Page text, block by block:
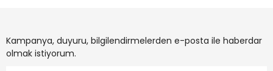
Kampanya, duyuru, bilgilendirmelerden e-posta ile haberdar
olmak istiyorum.